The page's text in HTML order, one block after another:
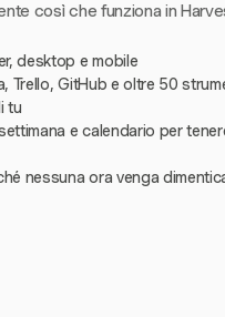
così che funziona in
desktop e mobile
Trello, GitHub e oltre 50
tu
e calendario per
nessuna ora venga